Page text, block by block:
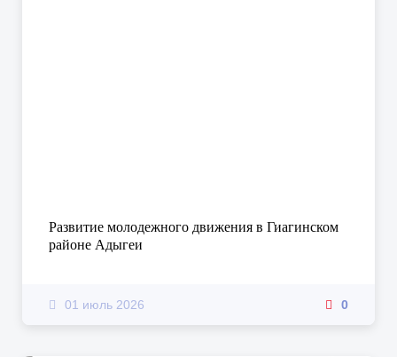
Развитие молодежного движения в Гиагинском
районе Адыгеи
01 июль 2026 0